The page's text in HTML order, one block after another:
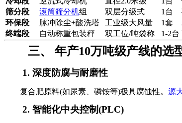
筛分段
滚筒筛分机组 双层分级式 1台
环保段
脉冲除尘+酸洗塔 工业级大风量 1套
终端段
自动称重包装秤 双工位/吨袋称 1-2台
三、 年产10万吨级产线的选
1. 深度防腐与耐磨性
复合肥原料(如尿素、磷铵等)极具腐蚀性。 源
2. 智能化中央控制(PLC)